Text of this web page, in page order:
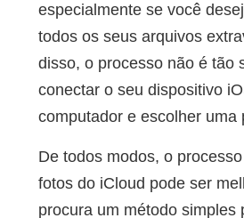
especialmente se você
todos os seus arquivos
disso, o processo não é tão
conectar o seu dispositivo
computador e escolher uma
De todos modos, o
fotos do iCloud pode ser
procura um método simples